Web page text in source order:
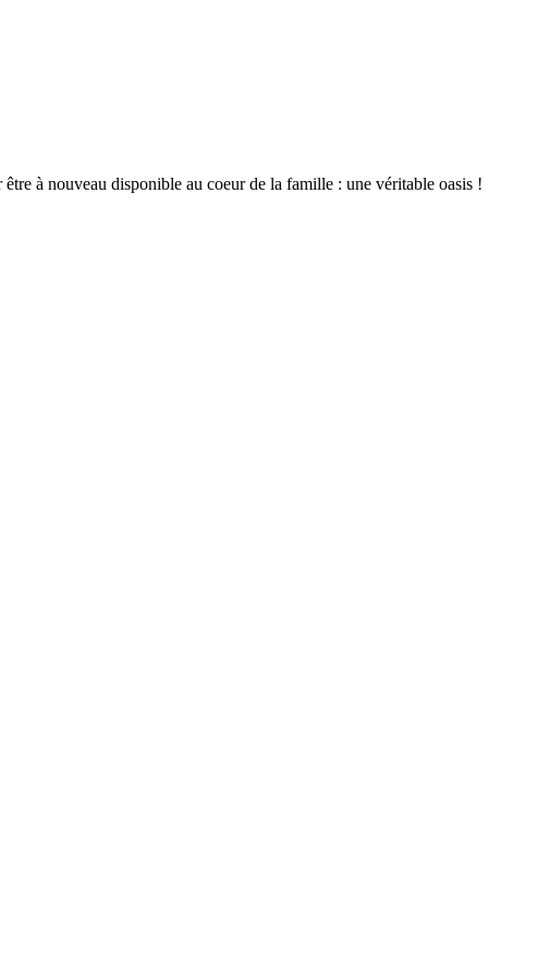
à nouveau disponible au coeur de la famille : une véritable oasis !